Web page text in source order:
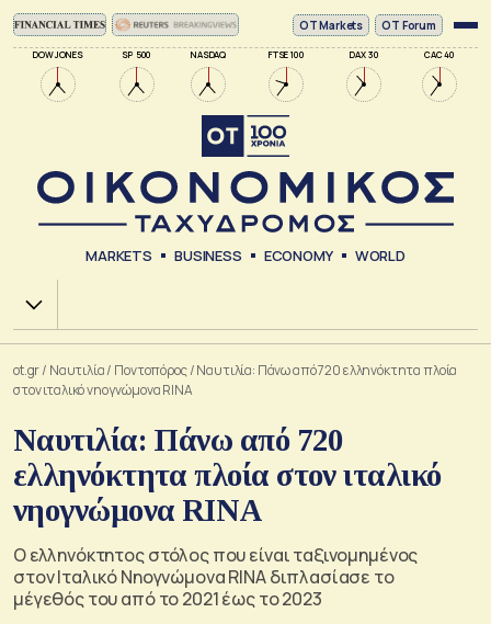
DOW JONES SP 500 NASDAQ FTSE 100 DAX 30 CAC 40
ΟΤ Markets OT Forum
MARKETS BUSINESS ECONOMY WORLD
Χ.Α.
ot.gr/ Ναυτιλία/ Ποντοπόρος/Ναυτιλία: Πάνω από 720 ελληνόκτητα πλοία
στον ιταλικό νηογνώμονα RINA
Ναυτιλία: Πάνω από 720
ελληνόκτητα πλοία στον ιταλικό
νηογνώμονα RINA
Ο ελληνόκτητος στόλος που είναι ταξινομημένος
στον Ιταλικό Νηογνώμονα RINA διπλασίασε το
μέγεθός του από το 2021 έως το 2023